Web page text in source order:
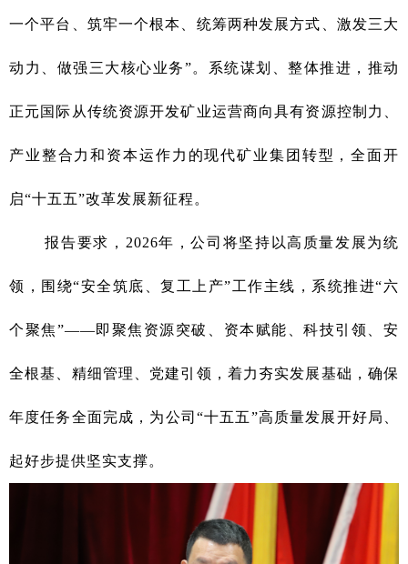
一个平台、筑牢一个根本、统筹两种发展方式、激发三大
动力、做强三大核心业务”。系统谋划、整体推进，推动
正元国际从传统资源开发矿业运营商向具有资源控制力、
产业整合力和资本运作力的现代矿业集团转型，全面开
启“十五五”改革发展新征程。
报告要求，2026年，公司将坚持以高质量发展为统
领，围绕“安全筑底、复工上产”工作主线，系统推进“六
个聚焦”——即聚焦资源突破、资本赋能、科技引领、安
全根基、精细管理、党建引领，着力夯实发展基础，确保
年度任务全面完成，为公司“十五五”高质量发展开好局、
起好步提供坚实支撑。